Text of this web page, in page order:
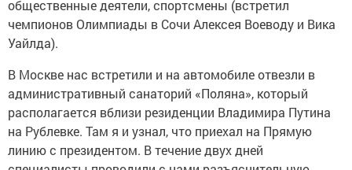
общественные деятели, спортсмены (встретил
чемпионов Олимпиады в Сочи Алексея Воеводу и Вика
Уайлда).
В Москве нас встретили и на автомобиле отвезли в
административный санаторий «Поляна», который
располагается вблизи резиденции Владимира Путина
на Рублевке. Там я и узнал, что приехал на Прямую
линию с президентом. В течение двух дней